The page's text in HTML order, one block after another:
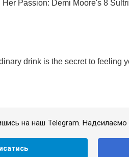
на наш Telegram. Надсилаємо